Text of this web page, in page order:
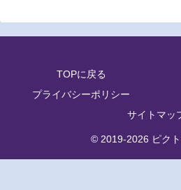
TOPに戻る
プライバシーポリシー
サイトマッ
© 2019-2026 ピク